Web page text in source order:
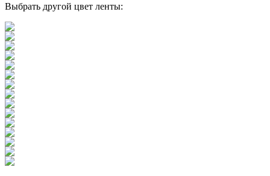
Выбрать другой цвет ленты: